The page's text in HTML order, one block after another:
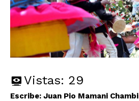
Vistas: 29
Escribe: Juan Pio Mamani Chambi